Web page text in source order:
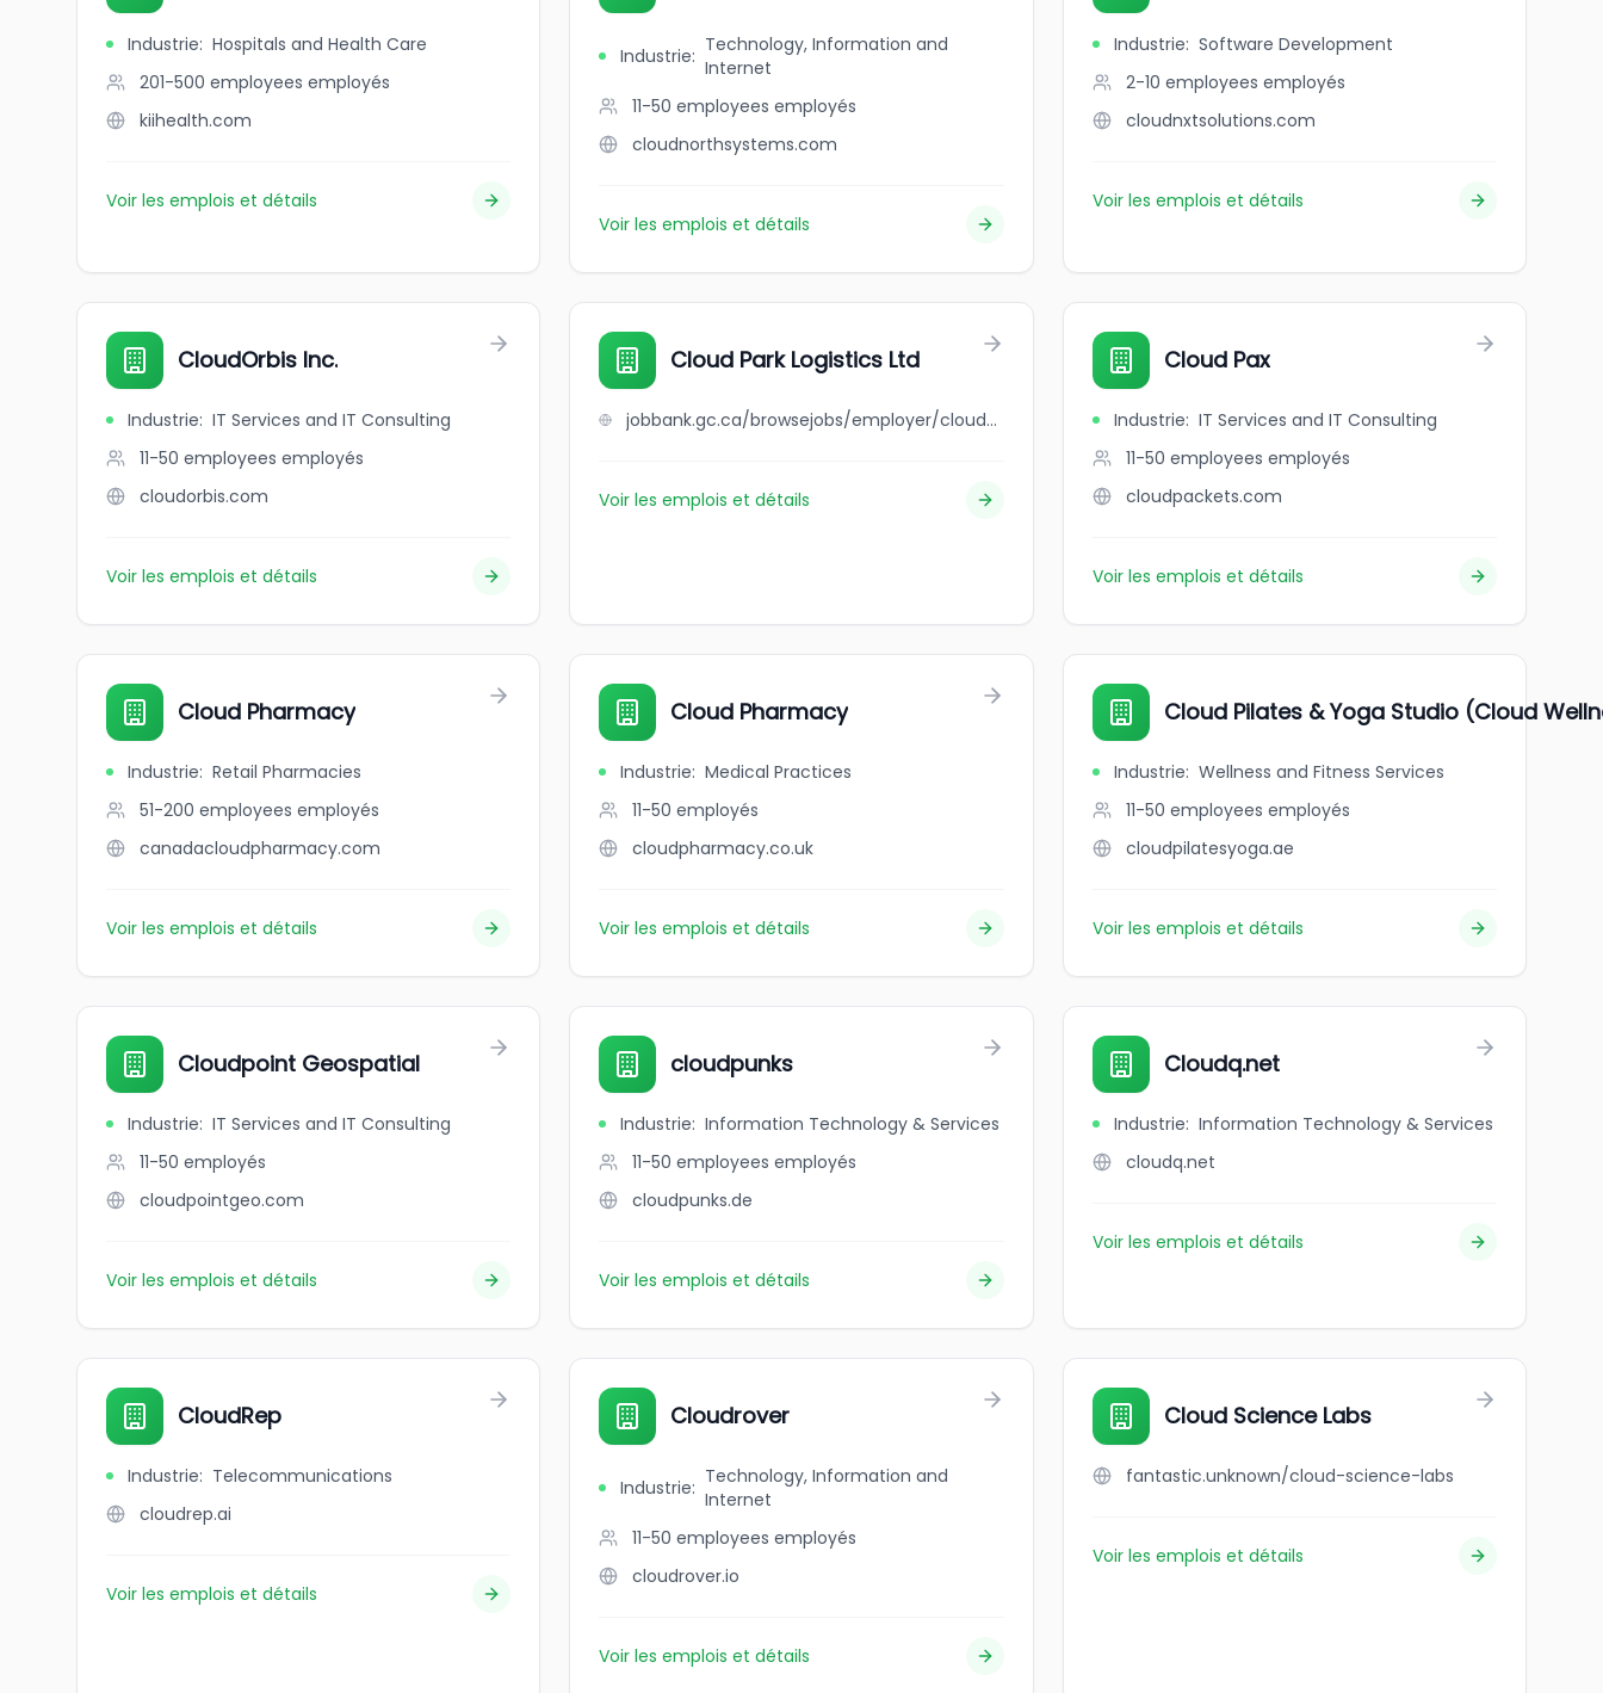
Industrie: Hospitals and Health Care
201-500 employees employés
kiihealth.com
Voir les emplois et détails
Industrie: Technology, Information and
Internet
11-50 employees employés
cloudnorthsystems.com
Voir les emplois et détails
Industrie: Software Development
2-10 employees employés
cloudnxtsolutions.com
Voir les emplois et détails
CloudOrbis Inc.
Industrie: IT Services and IT Consulting
11-50 employees employés
cloudorbis.com
Voir les emplois et détails
Cloud Park Logistics Ltd
jobbank.gc.ca/browsejobs/employer/cloud+park+logistics+ltd/ca
Voir les emplois et détails
Cloud Pax
Industrie: IT Services and IT Consulting
11-50 employees employés
cloudpackets.com
Voir les emplois et détails
Cloud Pharmacy
Industrie: Retail Pharmacies
51-200 employees employés
canadacloudpharmacy.com
Voir les emplois et détails
Cloud Pharmacy
Industrie: Medical Practices
11-50 employés
cloudpharmacy.co.uk
Voir les emplois et détails
Cloud Pilates & Yoga Studio (Cloud
Industrie: Wellness and Fitness Services
11-50 employees employés
cloudpilatesyoga.ae
Voir les emplois et détails
Cloudpoint Geospatial
Industrie: IT Services and IT Consulting
11-50 employés
cloudpointgeo.com
Voir les emplois et détails
cloudpunks
Industrie: Information Technology & Services
11-50 employees employés
cloudpunks.de
Voir les emplois et détails
Cloudq.net
Industrie: Information Technology & Services
cloudq.net
Voir les emplois et détails
CloudRep
Industrie: Telecommunications
cloudrep.ai
Voir les emplois et détails
Cloudrover
Industrie: Technology, Information and
Internet
11-50 employees employés
cloudrover.io
Voir les emplois et détails
Cloud Science Labs
fantastic.unknown/cloud-science-labs
Voir les emplois et détails